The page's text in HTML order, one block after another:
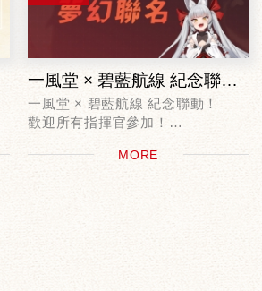
一風堂 × 碧藍航線 紀念聯動！
一風堂 × 碧藍航線 紀念聯動！
歡迎所有指揮官參加！
聯名活動一：指揮官專屬套餐＆獨
MORE